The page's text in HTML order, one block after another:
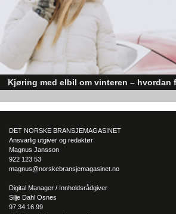
prosjekter på industrisiden, og i dag har vi
- blant annet en flott avtale med BASF. Vi
tunge forespørsler med mer volum, og så
omsetningen vår vokst med nesten tre
enn i fjor. Det er vi veldig fornøyde med,
Helander og Stian Kristoffersen
Kjøring med elbil om vinteren – hvordan
DET NORSKE BRANSJEMAGASINET
Ansvarlig utgiver og redaktør
Magnus Jansson
922 123 53
magnus@norskebransjemagasinet.no
Digital Manager / Innholdsrådgiver
Silje Dahl Osnes
97 34 16 99